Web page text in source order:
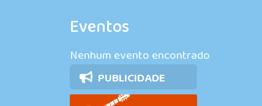
Eventos
Nenhum evento encontrado
PUBLICIDADE